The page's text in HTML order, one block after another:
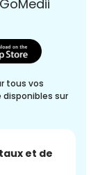
tous vos
disponibles sur
et de